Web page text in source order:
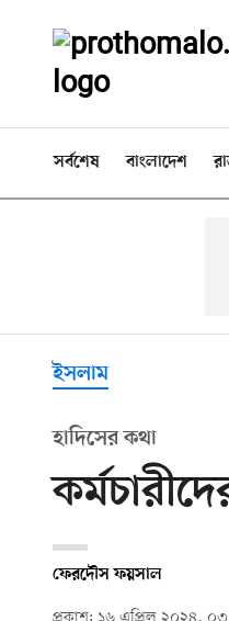
সর্বশেষ বাংলাদেশ
ইসলাম
হাদিসের কথা
ফেরদৌস ফয়সাল